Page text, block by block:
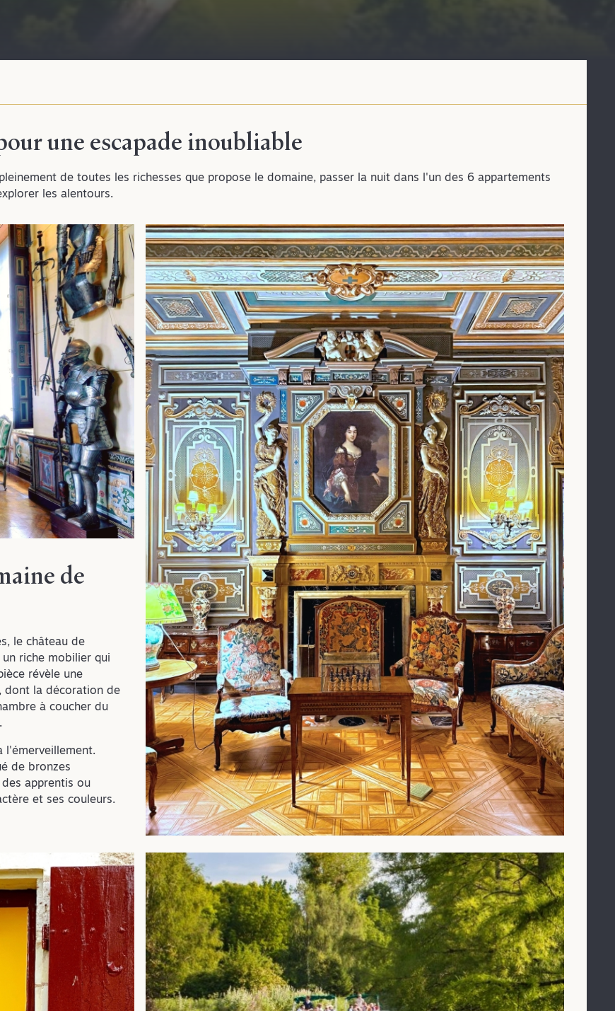
une escapade inoubliable
de toutes les richesses que propose le domaine, passer la nuit dans l'un des 6 appartements
les alentours.
de
le château de
riche mobilier qui
révèle une
dont la décoration de
à coucher du
l'émerveillement.
de bronzes
apprentis ou
et ses couleurs.